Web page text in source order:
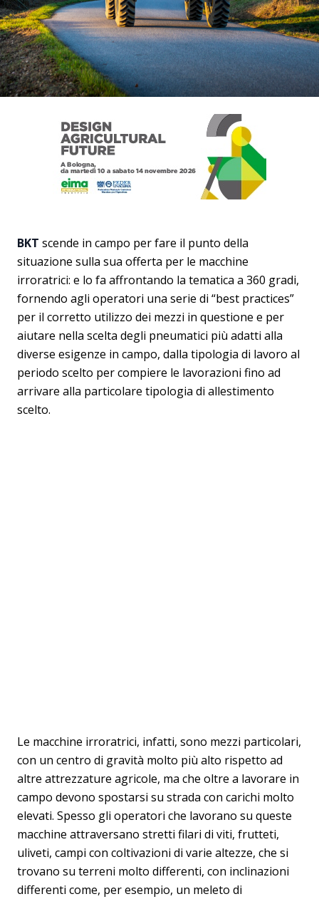
BKT scende in campo per fare il punto della
situazione sulla sua offerta per le macchine
irroratrici: e lo fa affrontando la tematica a 360 gradi,
fornendo agli operatori una serie di “best practices”
per il corretto utilizzo dei mezzi in questione e per
aiutare nella scelta degli pneumatici più adatti alla
diverse esigenze in campo, dalla tipologia di lavoro al
periodo scelto per compiere le lavorazioni fino ad
arrivare alla particolare tipologia di allestimento
scelto.
Le macchine irroratrici, infatti, sono mezzi particolari,
con un centro di gravità molto più alto rispetto ad
altre attrezzature agricole, ma che oltre a lavorare in
campo devono spostarsi su strada con carichi molto
elevati. Spesso gli operatori che lavorano su queste
macchine attraversano stretti filari di viti, frutteti,
uliveti, campi con coltivazioni di varie altezze, che si
trovano su terreni molto differenti, con inclinazioni
differenti come, per esempio, un meleto di